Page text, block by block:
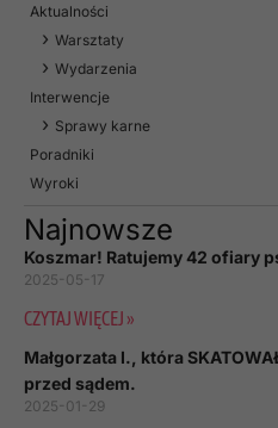
Aktualności
Warsztaty
Wydarzenia
Interwencje
Sprawy karne
Poradniki
Wyroki
Najnowsze
Koszmar! Ratujemy 42 ofiary
2025-05-17
CZYTAJ WIĘCEJ »
Małgorzata I., która
przed sądem.
2025-01-29